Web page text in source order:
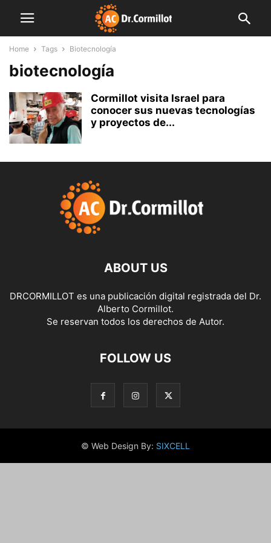
Home Tags Biotecnología
biotecnología
Cormillot visita Israel para
conocer sus nuevas tecnologías
y proyectos de...
ABOUT US
DRCORMILLOT es una publicación digital registrada del Dr.
Alberto Cormillot.
Se reservan todos los derechos de Autor.
FOLLOW US
© Web Design By: SIXCELL